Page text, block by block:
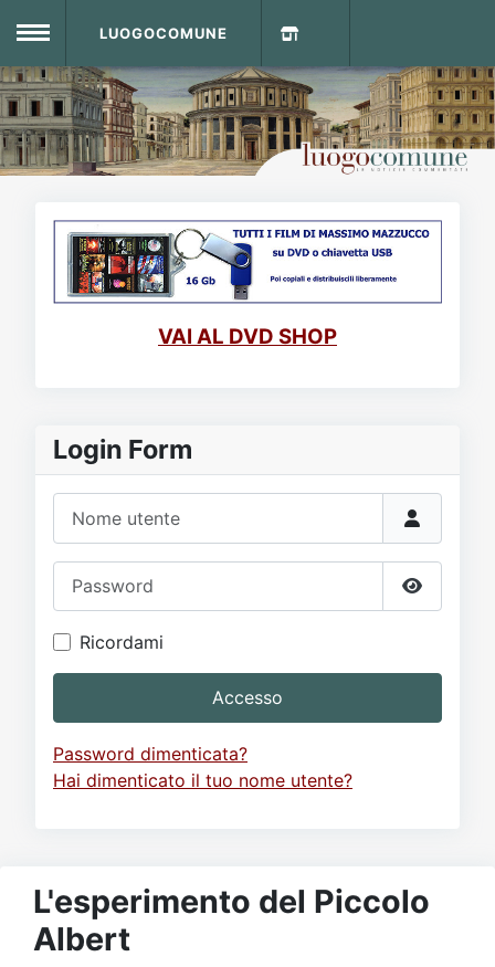
MENU
Home
DVD Shop
Sito
Forum
LUOGOCOMUNE
VAI AL DVD SHOP
Login Form
Mostra
Ricordami
Accesso
Password dimenticata?
Hai dimenticato il tuo nome utente?
L'esperimento del Piccolo
Albert